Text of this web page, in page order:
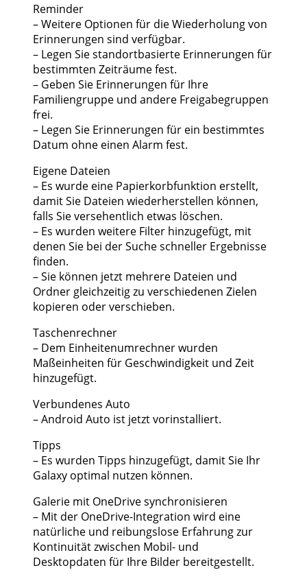
Reminder
– Weitere Optionen für die Wiederholung von
Erinnerungen sind verfügbar.
– Legen Sie standortbasierte Erinnerungen für
bestimmten Zeiträume fest.
– Geben Sie Erinnerungen für Ihre
Familiengruppe und andere Freigabegruppen
frei.
– Legen Sie Erinnerungen für ein bestimmtes
Datum ohne einen Alarm fest.
Eigene Dateien
– Es wurde eine Papierkorbfunktion erstellt,
damit Sie Dateien wiederherstellen können,
falls Sie versehentlich etwas löschen.
– Es wurden weitere Filter hinzugefügt, mit
denen Sie bei der Suche schneller Ergebnisse
finden.
– Sie können jetzt mehrere Dateien und
Ordner gleichzeitig zu verschiedenen Zielen
kopieren oder verschieben.
Taschenrechner
– Dem Einheitenumrechner wurden
Maßeinheiten für Geschwindigkeit und Zeit
hinzugefügt.
Verbundenes Auto
– Android Auto ist jetzt vorinstalliert.
Tipps
– Es wurden Tipps hinzugefügt, damit Sie Ihr
Galaxy optimal nutzen können.
Galerie mit OneDrive synchronisieren
– Mit der OneDrive-Integration wird eine
natürliche und reibungslose Erfahrung zur
Kontinuität zwischen Mobil- und
Desktopdaten für Ihre Bilder bereitgestellt.